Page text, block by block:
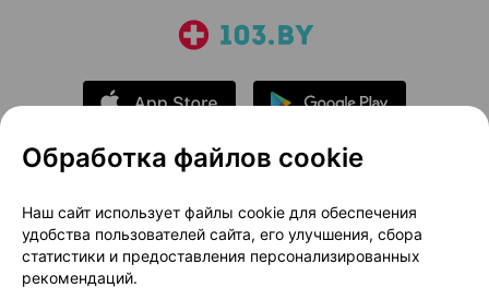
О проекте
Новости проекта
Размещение рекламы
Медицинский маркетинг
Публичный договор
Доставка
Обработка файлов cookie
Наш сайт использует файлы cookie для обеспечения
удобства пользователей сайта, его улучшения, сбора
статистики и предоставления персонализированных
рекомендаций.